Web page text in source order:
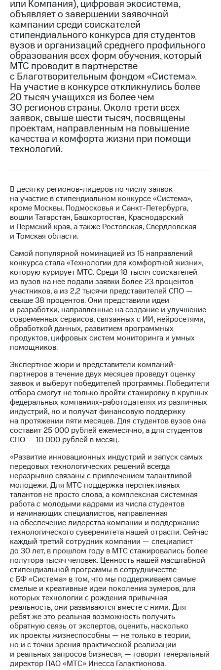
МТС
о технологиях
Достижения
Интервью
Финансовая
отчетность
Контакты
Новости
в
регионе
управление
Корпоративный
секретарь
Раскрытие
информации
Информация
акционерам
Документы
ПАО
"МТС"
Собрания
акционеров
Личный
кабинет
акционера
Акционерный
капитал
и
аудит
Рынок
акций
Описание
Программа
приобретения
Порядок
акций
Дивиденды
Рынок
облигаций
Описание
Еврооблигации-2023
Уведомление
о
погашении
именных
облигаций
Другое
Регистратор
Реквизиты
Контакты
развитие
деловая этика
На главную
или Компания), цифровая экосистема,
объявляет о завершении заявочной
кампании среди соискателей
стипендиального конкурса для студентов
вузов и организаций среднего профильного
образования всех форм обучения, который
МТС проводит в партнерстве
с Благотворительным фондом «Система».
На участие в конкурсе откликнулись более
20 тысяч учащихся из более чем
30 регионов страны. Около трети всех
заявок, свыше шести тысяч, посвящены
проектам, направленным на повышение
качества и комфорта жизни при помощи
технологий.
В десятку регионов-лидеров по числу заявок
на участие в стипендиальном конкурсе «Система»,
кроме Москвы, Подмосковья и Санкт-Петербурга,
вошли Татарстан, Башкортостан, Краснодарский
и Пермский края, а также Ростовская, Свердловская
и Томская области.
Самой популярной номинацией из 15 направлений
конкурса стала «Технологии для комфортной жизни»,
которую курирует МТС. Среди 18 тысяч соискателей
из вузов на нее подали заявки более 23 процентов
участников, а из 2,2 тысячи представителей СПО —
свыше 38 процентов. Они представили идеи
и разработки, направленные на создание и улучшение
современных сервисов, связанных с ИИ, нейросетями,
обработкой данных, развитием программных
продуктов, цифровых систем мониторинга и умных
помощников.
Экспертное жюри и представители компаний-
партнеров в течение двух месяцев проведут оценку
заявок и выберут победителей программы. Победители
отбора смогут не только пройти стажировку в крупных
федеральных компаниях-работодателях из различных
индустрий, но и получат финансовую поддержку
на протяжении пяти месяцев. Для студентов вузов она
составит 25 000 рублей ежемесячно, а для студентов
СПО — 10 000 рублей в месяц.
«Развитие инновационных индустрий и запуск самых
передовых технологических решений всегда
неразрывно связаны с привлечением талантливой
молодежи. Для МТС поддержка перспективных
талантов не просто слова, а комплексная системная
работа с молодыми кадрами из числа студентов
и начинающих специалистов, направленная
на обеспечение лидерства компании и поддержание
технологического суверенитета нашей отрасли. Сейчас
каждый третий сотрудник компании — специалист
до 30 лет, в прошлом году в МТС стажировались более
полутора тысяч человек. Ценность нашей масштабной
стипендиальной программы в сотрудничестве
с БФ «Система» в том, что мы поддерживаем самые
смелые и креативные идеи поколения зумеров, для
которых технологии с рождения привычная
реальность, они развиваются вместе с ними. Для
ребят же это реальная возможность получить
обратную связь от экспертов, оценить, насколько
их проекты жизнеспособны — не только в теории,
но и с точки зрения практической реализации
и реальных запросов бизнеса», — говорит генеральный
директор ПАО «МТС» Инесса Галактионова.